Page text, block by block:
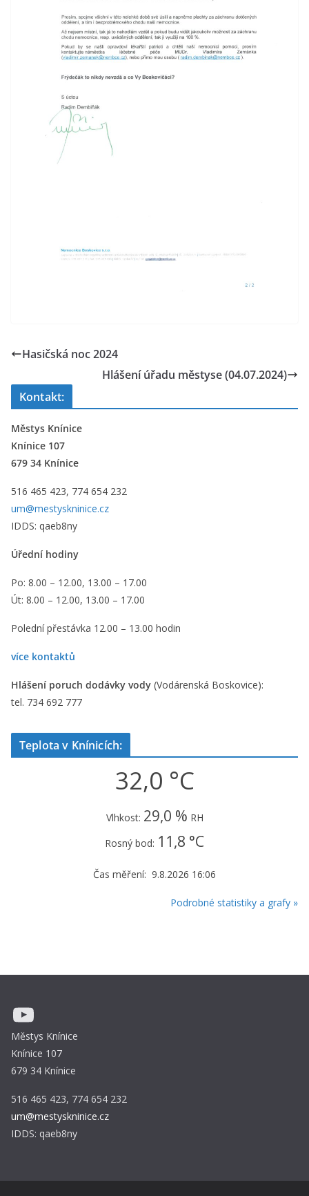
Hasičská noc 2024
Hlášení úřadu městyse (04.07.2024)
Kontakt:
Městys Knínice
Knínice 107
679 34 Knínice
516 465 423, 774 654 232
um@mestyskninice.cz
IDDS: qaeb8ny
Úřední hodiny
Po: 8.00 – 12.00, 13.00 – 17.00
Út: 8.00 – 12.00, 13.00 – 17.00
Polední přestávka 12.00 – 13.00 hodin
více kontaktů
Hlášení poruch dodávky vody (Vodárenská Boskovice):
tel. 734 692 777
Teplota v Knínicích:
32,0 °C
Vlhkost: 29,0 % RH
Rosný bod: 11,8 °C
Čas měření: 9.8.2026 16:06
Podrobné statistiky a grafy »
YouTube
Městys Knínice
Knínice 107
679 34 Knínice
516 465 423, 774 654 232
um@mestyskninice.cz
IDDS: qaeb8ny